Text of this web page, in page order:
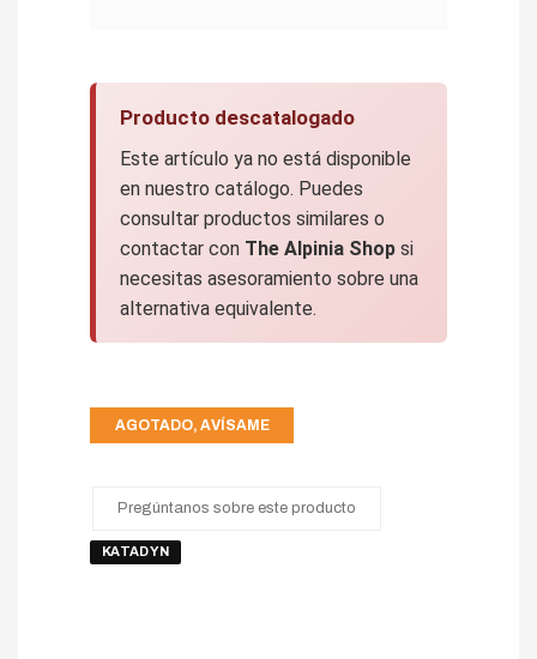
Producto descatalogado
Este artículo ya no está disponible
en nuestro catálogo. Puedes
consultar productos similares o
contactar con The Alpinia Shop si
necesitas asesoramiento sobre una
alternativa equivalente.
AGOTADO, AVÍSAME
Pregúntanos sobre este producto
KATADYN